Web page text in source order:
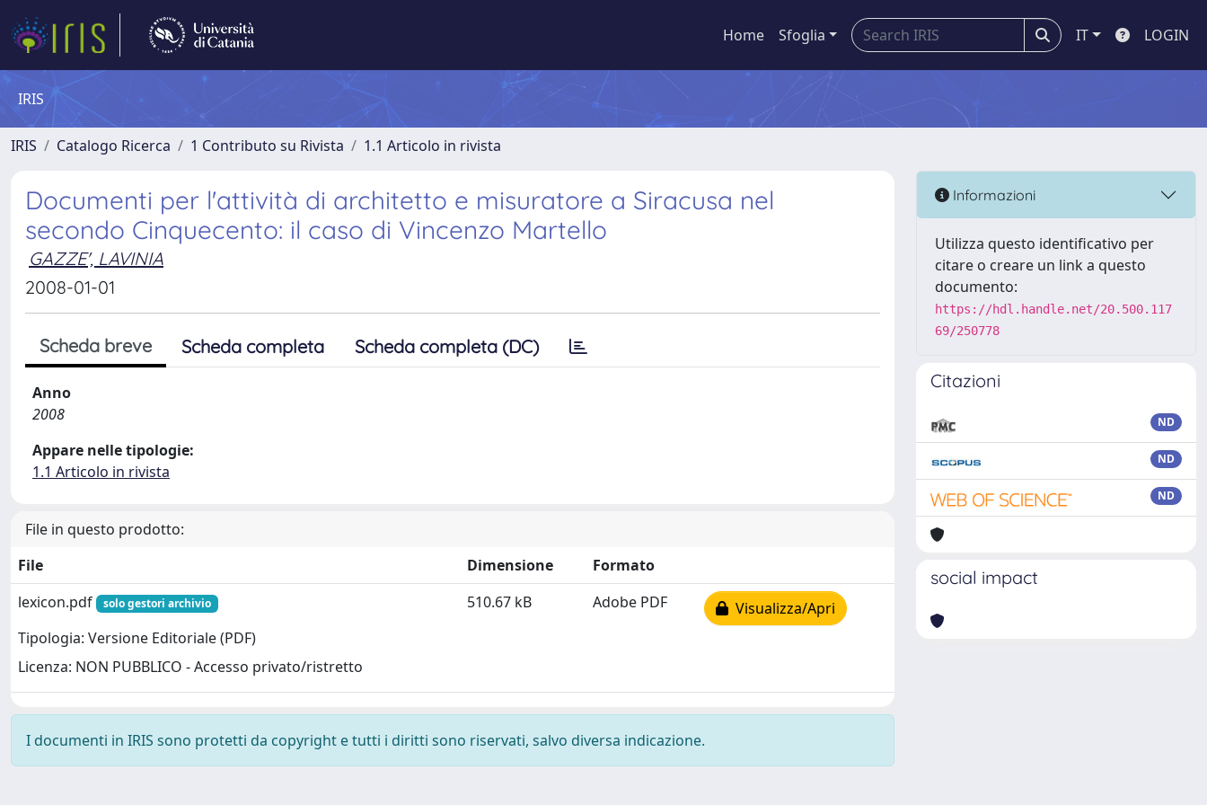
Home Sfoglia IT LOGIN
IRIS
IRIS Catalogo Ricerca 1 Contributo su Rivista 1.1 Articolo in rivista
Documenti per l'attività di architetto e misuratore a Siracusa nel
secondo Cinquecento: il caso di Vincenzo Martello
GAZZE', LAVINIA
2008-01-01
Scheda breve Scheda completa Scheda completa (DC)
Anno
2008
Appare nelle tipologie:
1.1 Articolo in rivista
File in questo prodotto:
File
Dimensione
Formato
lexicon.pdf
solo gestori archivio
Tipologia: Versione Editoriale (PDF)
Licenza: NON PUBBLICO - Accesso privato/ristretto
510.67 kB Adobe PDF Visualizza/Apri
I documenti in IRIS sono protetti da copyright e tutti i diritti sono riservati, salvo diversa indicazione.
Informazioni
Utilizza questo identificativo per
citare o creare un link a questo
documento:
https://hdl.handle.net/20.500.117
69/250778
Citazioni
ND
ND
ND
social impact